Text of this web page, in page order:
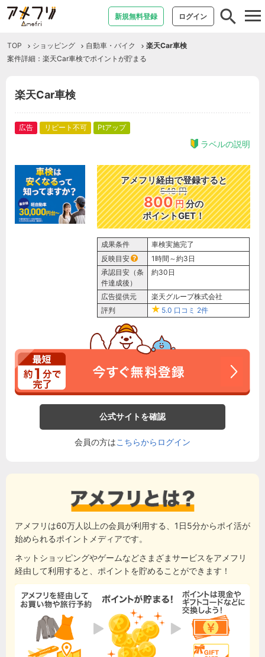
新規無料登録 ログイン
TOP ショッピング 自動車・バイク
楽天Car車検
案件詳細：楽天Car車検でポイントが貯まる
楽天Car車検
広告 リピート不可 Ptアップ
ラベルの説明
アメフリ経由で登録すると
548 円
800円分の
ポイントGET！
成果条件
車検実施完了
反映目安
1時間～約3日
承認目安（条
件達成後）
約30日
広告提供元
楽天グループ株式会社
評判
5.0 口コミ 2件
公式サイトを確認
会員の方はこちらからログイン
アメフリは60万人以上の会員が利用する、1日5分からポイ活が
始められるポイントメディアです。
ネットショッピングやゲームなどさまざまサービスをアメフリ
経由して利用すると、ポイントを貯めることができます！